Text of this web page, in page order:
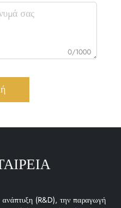
0/1000
ανάπτυξη (R&D), την παραγωγή